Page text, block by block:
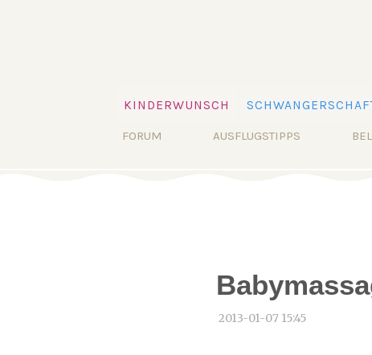
überspringen
KINDERWUNSCH
Navigation
FORUM AUSFLUGSTIPPS
2013-01-07 15:45